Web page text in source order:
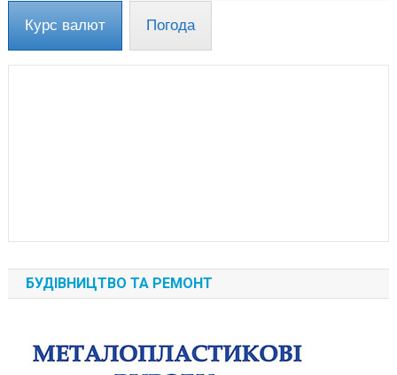
Курс валют Погода
БУДІВНИЦТВО ТА РЕМОНТ